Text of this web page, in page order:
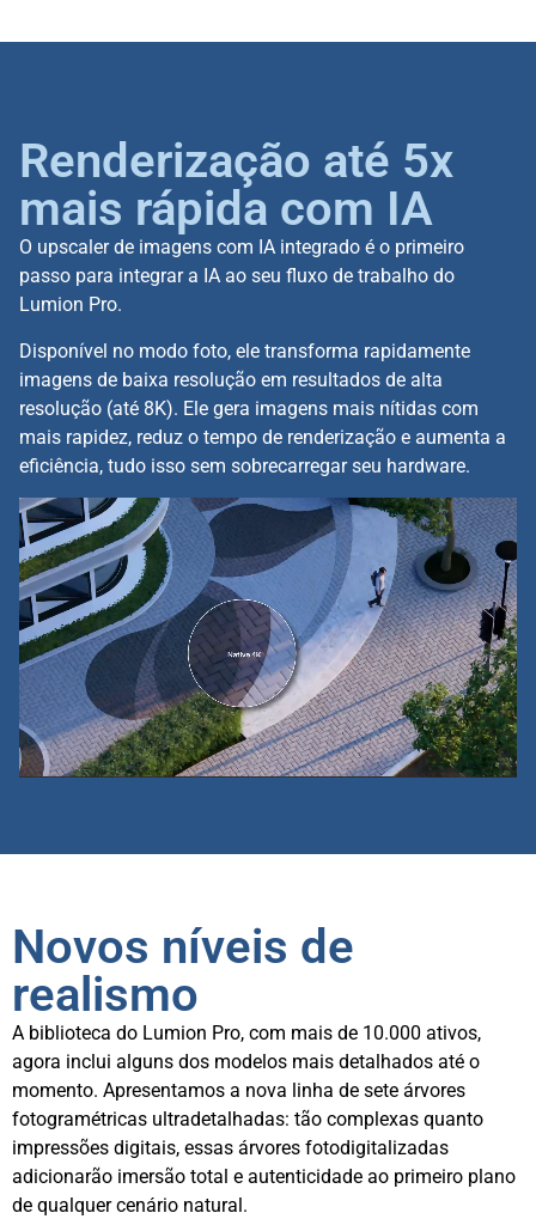
Renderização até 5x
mais rápida com IA
O upscaler de imagens com IA integrado é o primeiro
passo para integrar a IA ao seu fluxo de trabalho do
Lumion Pro.
Disponível no modo foto, ele transforma rapidamente
imagens de baixa resolução em resultados de alta
resolução (até 8K). Ele gera imagens mais nítidas com
mais rapidez, reduz o tempo de renderização e aumenta a
eficiência, tudo isso sem sobrecarregar seu hardware.
Novos níveis de
realismo
A biblioteca do Lumion Pro, com mais de 10.000 ativos,
agora inclui alguns dos modelos mais detalhados até o
momento. Apresentamos a nova linha de sete árvores
fotogramétricas ultradetalhadas: tão complexas quanto
impressões digitais, essas árvores fotodigitalizadas
adicionarão imersão total e autenticidade ao primeiro plano
de qualquer cenário natural.